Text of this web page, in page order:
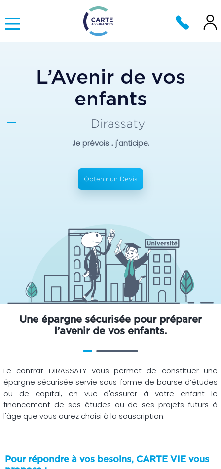
L’Avenir de vos
enfants
Dirassaty
Je prévois... j'anticipe.
Obtenir un Devis
Une épargne sécurisée pour préparer
l’avenir de vos enfants.
Le contrat DIRASSATY vous permet de constituer une
épargne sécurisée servie sous forme de bourse d’études
ou de capital, en vue d'assurer à votre enfant le
financement de ses études ou de ses projets futurs à
l'âge que vous aurez choisi à la souscription.
Pour répondre à vos besoins, CARTE VIE vous